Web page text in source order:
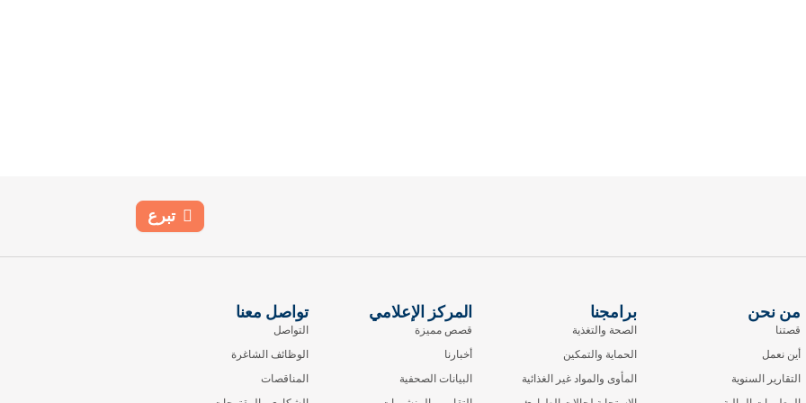
تبرع
من نحن
قصتنا
أين نعمل
التقارير السنوية
برامجنا
الصحة والتغذية
الحماية والتمكين
المأوى والمواد غير الغذائية
المركز الإعلامي
قصص مميزة
أخبارنا
البيانات الصحفية
تواصل معنا
التواصل
الوظائف الشاغرة
المناقصات